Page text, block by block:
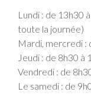
Lundi : de 13h30
toute la journée)
Mardi, mercredi :
Jeudi : de 8h30 à
Vendredi : de
Le samedi : de